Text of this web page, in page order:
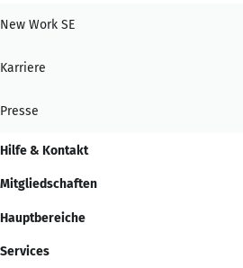
New Work SE
Karriere
Presse
Hilfe & Kontakt
Mitgliedschaften
Hauptbereiche
Services